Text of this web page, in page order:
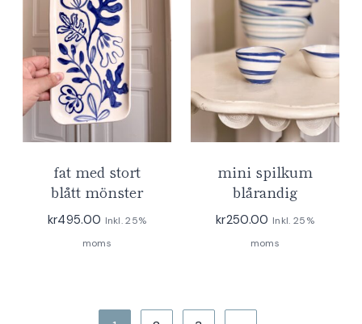
fat med stort
blått mönster
kr495.00 Inkl. 25%
moms
mini spilkum
blårandig
kr250.00 Inkl. 25%
moms